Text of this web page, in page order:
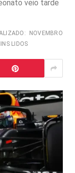
veio tarde
NOVEMBRO
LIDOS